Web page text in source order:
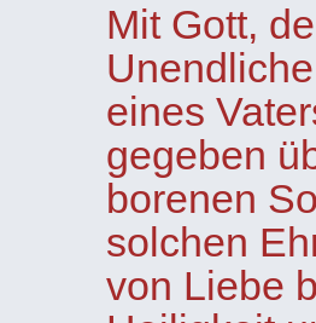
Mit Gott,
eines
gegeben
borenen
solchen
von Liebe